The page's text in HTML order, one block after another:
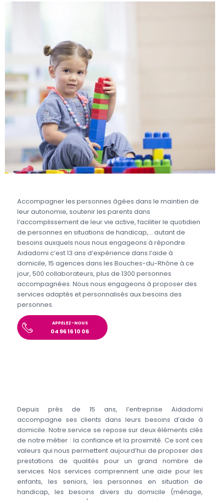
Accompagner les personnes âgées dans le maintien de
leur autonomie, soutenir les parents dans
l’accomplissement de leur vie active, faciliter le quotidien
de personnes en situations de handicap,… autant de
besoins auxquels nous nous engageons à répondre.
Aidadomi c’est 13 ans d’expérience dans l’aide à
domicile, 15 agences dans les Bouches-du-Rhône à ce
jour, 500 collaborateurs, plus de 1300 personnes
accompagnées. Nous nous engageons à proposer des
services adaptés et personnalisés aux besoins des
personnes.
APPELEZ-NOUS
04 96 16 10 06
Depuis près de 15 ans, l’entreprise Aidadomi
accompagne ses clients dans leurs besoins d’aide à
domicile. Notre service se repose sur deux éléments clés
de notre métier : la confiance et la proximité. Ce sont ces
valeurs qui nous permettent aujourd’hui de proposer des
prestations de qualités pour un grand nombre de
services. Nos services comprennent une aide pour les
enfants, les seniors, les personnes en situation de
handicap, les besoins divers du domicile (ménage,